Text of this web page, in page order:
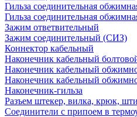
Гильза соединительная
Гильза соединительная
Зажим ответвительный
Зажим соединительный (СИЗ)
Коннектор кабельный
Наконечник кабельный
Наконечник кабельный
Наконечник кабельный
Наконечник-гильза
Разъем штекер, вилка, крюк,
Соединители с припоем в